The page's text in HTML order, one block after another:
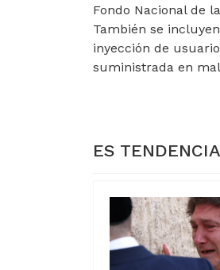
Fondo Nacional de
También se
inyección de
suministrada en
ES TENDENCIA